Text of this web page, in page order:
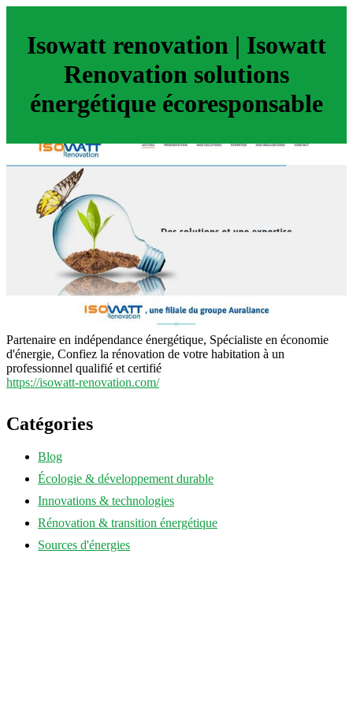
Isowatt renovation | Isowatt
Renovation solutions
énergétique écoresponsable
Partenaire en indépendance énergétique, Spécialiste en économie
d'énergie, Confiez la rénovation de votre habitation à un
professionnel qualifié et certifié
https://isowatt-renovation.com/
Catégories
Blog
Écologie & développement durable
Innovations & technologies
Rénovation & transition énergétique
Sources d'énergies